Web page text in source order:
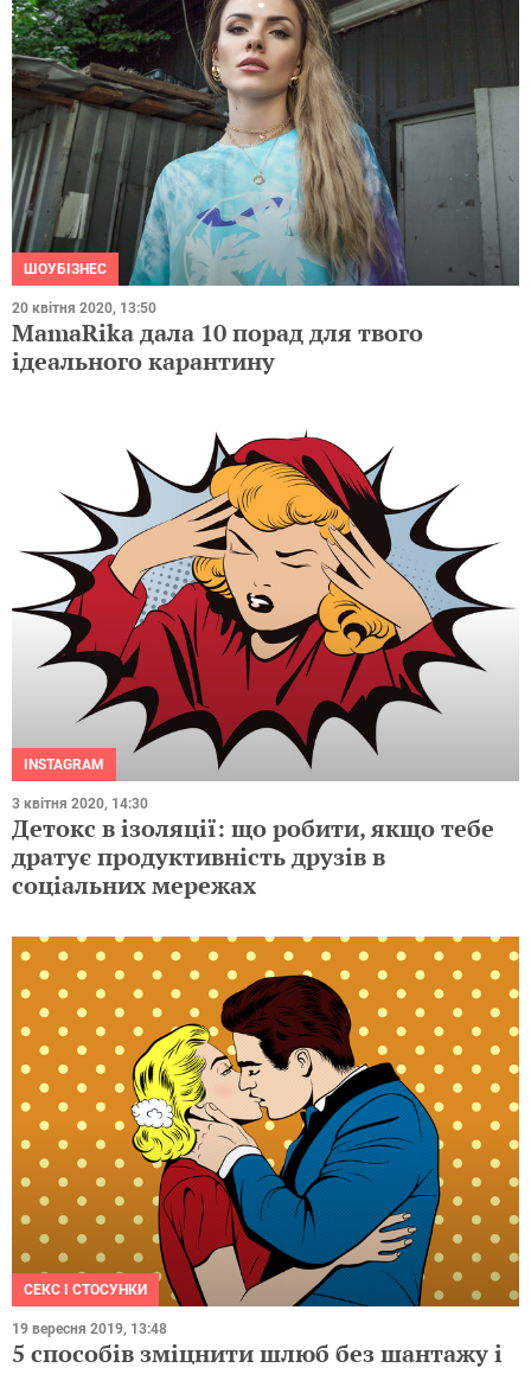
ШОУБІЗНЕС
20 квітня 2020, 13:50
MamaRika дала 10 порад для твого
ідеального карантину
INSTAGRAM
3 квітня 2020, 14:30
Детокс в ізоляції: що робити, якщо тебе
дратує продуктивність друзів в
соціальних мережах
СЕКС І СТОСУНКИ
19 вересня 2019, 13:48
5 способів зміцнити шлюб без шантажу і